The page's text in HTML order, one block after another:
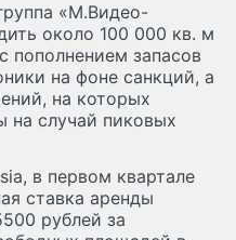
«М.Видео-
около 100 000 кв. м
пополнением запасов
на фоне санкций, а
на которых
на случай пиковых
в первом квартале
ставка аренды
рублей за